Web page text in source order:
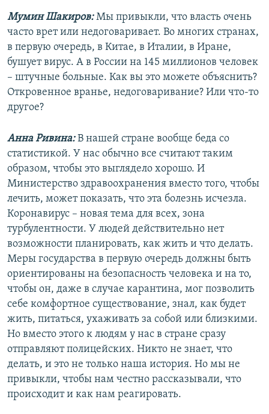
1080p
1080p
Мумин Шакиров:Мы привыкли, что власть очень
часто врет или недоговаривает. Во многих странах,
в первую очередь, в Китае, в Италии, в Иране,
бушует вирус. А в России на 145 миллионов человек
– штучные больные. Как вы это можете объяснить?
Откровенное вранье, недоговаривание? Или что-то
другое?
Анна Ривина:В нашей стране вообще беда со
статистикой. У нас обычно все считают таким
образом, чтобы это выглядело хорошо. И
Министерство здравоохранения вместо того, чтобы
лечить, может показать, что эта болезнь исчезла.
Коронавирус – новая тема для всех, зона
турбулентности. У людей действительно нет
возможности планировать, как жить и что делать.
Меры государства в первую очередь должны быть
ориентированы на безопасность человека и на то,
чтобы он, даже в случае карантина, мог позволить
себе комфортное существование, знал, как будет
жить, питаться, ухаживать за собой или близкими.
Но вместо этого к людям у нас в стране сразу
отправляют полицейских. Никто не знает, что
делать, и это не только наша история. Но мы не
привыкли, чтобы нам честно рассказывали, что
происходит и как нам реагировать.